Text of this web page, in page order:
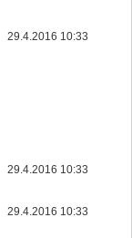
29.4.2016 10:33
29.4.2016 10:33
29.4.2016 10:33